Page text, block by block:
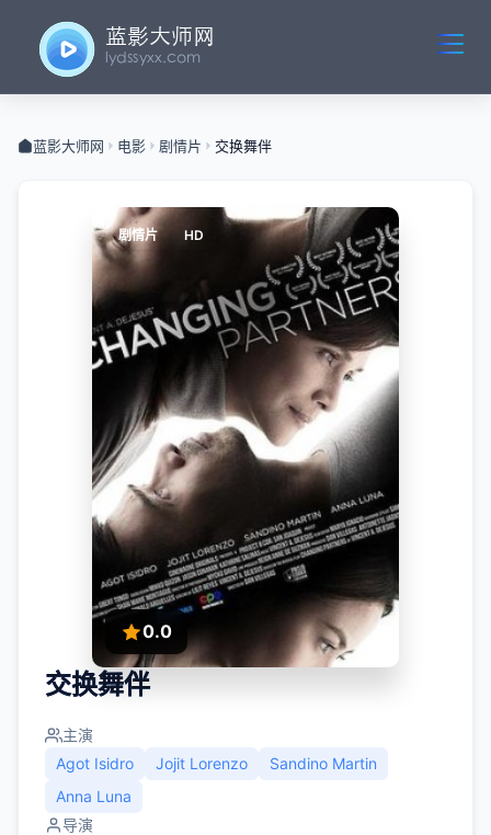
蓝影大师网 电影 剧情片 交换舞伴
剧情片 HD
0.0
交换舞伴
主演
Agot Isidro
Jojit Lorenzo
Sandino Martin
Anna Luna
导演